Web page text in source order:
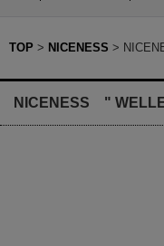
TOP > NICENESS >
NICENESS "